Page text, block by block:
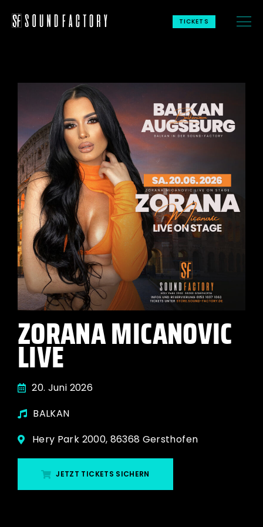
TICKETS
ZORANA MICANOVIC
LIVE
20. Juni 2026
BALKAN
Hery Park 2000, 86368 Gersthofen
JETZT TICKETS SICHERN